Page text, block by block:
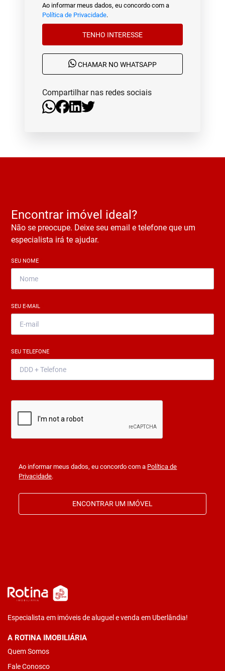
Ao informar meus dados, eu concordo com a
Política de Privacidade.
TENHO INTERESSE
CHAMAR NO WHATSAPP
Compartilhar nas redes sociais
Encontrar imóvel ideal?
Não se preocupe. Deixe seu email e telefone que um
especialista irá te ajudar.
SEU NOME
SEU E-MAIL
SEU TELEFONE
Ao informar meus dados, eu concordo com a Política de
Privacidade.
ENCONTRAR UM IMÓVEL
Especialista em imóveis de aluguel e venda em Uberlândia!
A ROTINA IMOBILIÁRIA
Quem Somos
Fale Conosco